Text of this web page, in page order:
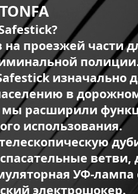
TONFA
проезжей части
изначально
в
мы расширили
использования.
ветви,
УФ-лампа
электрошокер.